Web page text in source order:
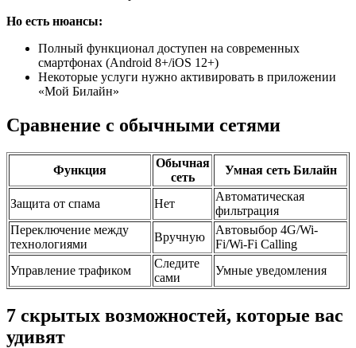
Но есть нюансы:
Полный функционал доступен на современных
смартфонах (Android 8+/iOS 12+)
Некоторые услуги нужно активировать в приложении
«Мой Билайн»
Сравнение с обычными сетями
Функция
Обычная
сеть
Умная сеть Билайн
Защита от спама Нет
Автоматическая
фильтрация
Переключение между
технологиями
Вручную
Автовыбор 4G/Wi-
Fi/Wi-Fi Calling
Управление трафиком
Следите
сами
Умные уведомления
7 скрытых возможностей, которые вас
удивят